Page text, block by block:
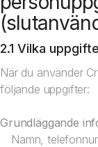
2.1 Vilka
När du använder
följande uppgifter:
Grundläggande
Namn,